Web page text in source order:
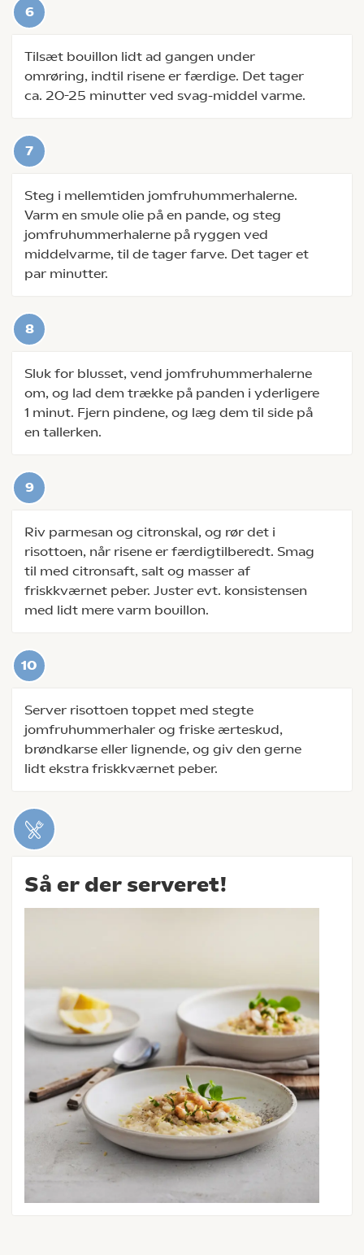
Tilsæt bouillon lidt ad gangen under
omrøring, indtil risene er færdige. Det tager
ca. 20-25 minutter ved svag-middel varme.
Steg i mellemtiden jomfruhummerhalerne.
Varm en smule olie på en pande, og steg
jomfruhummerhalerne på ryggen ved
middelvarme, til de tager farve. Det tager et
par minutter.
Sluk for blusset, vend jomfruhummerhalerne
om, og lad dem trække på panden i yderligere
1 minut. Fjern pindene, og læg dem til side på
en tallerken.
Riv parmesan og citronskal, og rør det i
risottoen, når risene er færdigtilberedt. Smag
til med citronsaft, salt og masser af
friskkværnet peber. Juster evt. konsistensen
med lidt mere varm bouillon.
Server risottoen toppet med stegte
jomfruhummerhaler og friske ærteskud,
brøndkarse eller lignende, og giv den gerne
lidt ekstra friskkværnet peber.
Så er der serveret!